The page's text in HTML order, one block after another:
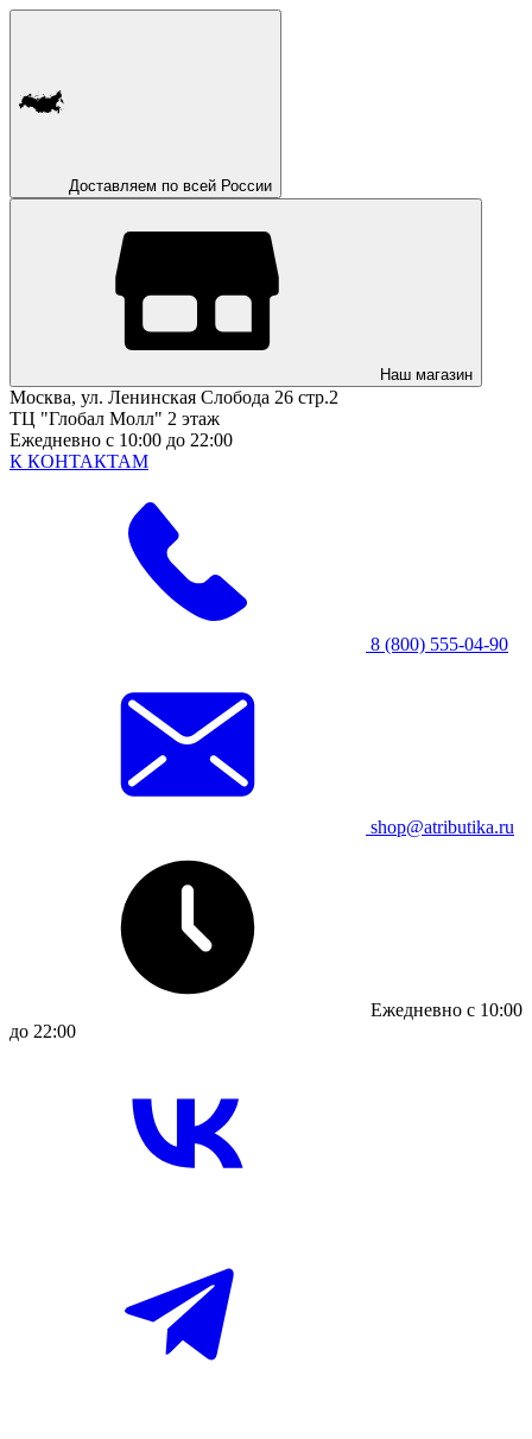
Доставляем по всей России
Наш магазин
Москва, ул. Ленинская Слобода 26 стр.2
ТЦ "Глобал Молл" 2 этаж
Ежедневно с 10:00 до 22:00
К КОНТАКТАМ
8 (800) 555-04-90
shop@atributika.ru
Ежедневно с 10:00
до 22:00